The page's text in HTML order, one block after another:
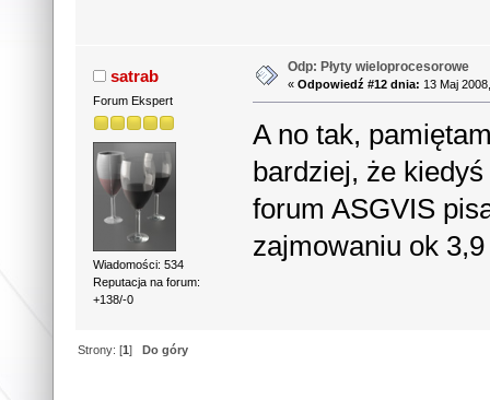
satrab
Forum Ekspert
Wiadomości: 534
Reputacja na forum:
+138/-0
Odp: Płyty wieloprocesorowe
«Odpowiedź #12 dnia: 13 Maj
A no tak,
bardziej, że
forum ASGVIS
zajmowaniu ok
Strony: [1]Do góry